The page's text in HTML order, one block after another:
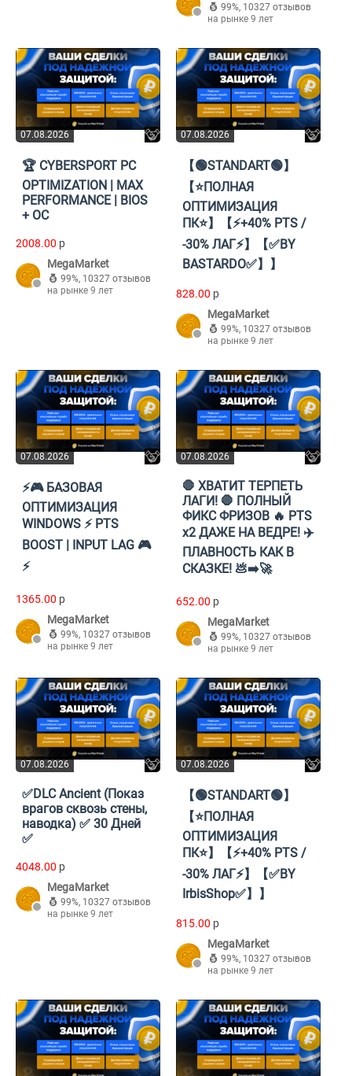
99%, 10327 отзывов
на рынке 9 лет
07.08.2026
🏆 CYBERSPORT PC
OPTIMIZATION | MAX
PERFORMANCE | BIOS
+ OC
2008.00 p
MegaMarket
99%, 10327 отзывов
на рынке 9 лет
07.08.2026
【🟢STANDART🟢】
【⭐ПОЛНАЯ
ОПТИМИЗАЦИЯ
ПК⭐】【⚡+40% PTS /
-30% ЛАГ⚡】【✅BY
BASTARDO✅】】
828.00 p
MegaMarket
99%, 10327 отзывов
на рынке 9 лет
07.08.2026
⚡🎮 БАЗОВАЯ
ОПТИМИЗАЦИЯ
WINDOWS ⚡ PTS
BOOST | INPUT LAG 🎮
⚡
1365.00 p
MegaMarket
99%, 10327 отзывов
на рынке 9 лет
07.08.2026
🛑 ХВАТИТ ТЕРПЕТЬ
ЛАГИ! 🛑 ПОЛНЫЙ
ФИКС ФРИЗОВ 🔥 PTS
x2 ДАЖЕ НА ВЕДРЕ! ✈️
ПЛАВНОСТЬ КАК В
СКАЗКЕ! 💩➡️🚀
652.00 p
MegaMarket
99%, 10327 отзывов
на рынке 9 лет
07.08.2026
✅DLC Ancient (Показ
врагов сквозь стены,
наводка) ✅ 30 Дней
✅
4048.00 p
MegaMarket
99%, 10327 отзывов
на рынке 9 лет
07.08.2026
【🟢STANDART🟢】
【⭐ПОЛНАЯ
ОПТИМИЗАЦИЯ
ПК⭐】【⚡+40% PTS /
-30% ЛАГ⚡】【✅BY
IrbisShop✅】】
815.00 p
MegaMarket
99%, 10327 отзывов
на рынке 9 лет